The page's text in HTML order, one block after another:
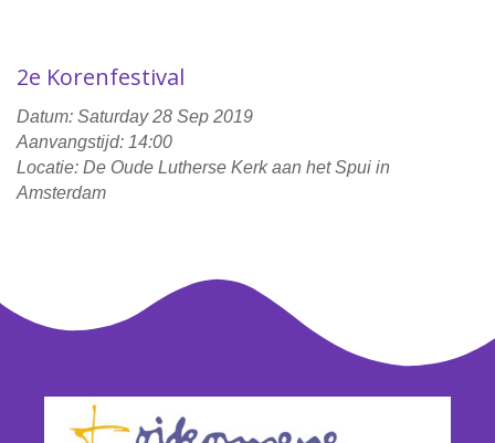
2e Korenfestival
Datum: Saturday 28 Sep 2019
Aanvangstijd: 14:00
Locatie: De Oude Lutherse Kerk aan het Spui in
Amsterdam